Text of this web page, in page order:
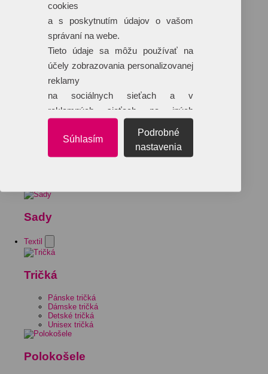
Sady
Textil
Tričká
Pánske tričká
Dámske tričká
Detské tričká
Unisex tričká
Polokošele
cookies
a s poskytnutím údajov o vašom
správaní na webe.
Tieto údaje sa môžu používať na
účely zobrazovania personalizovanej
reklamy
na sociálnych sieťach a v
reklamných sieťach na iných
Súhlasím
Podrobné
nastavenia